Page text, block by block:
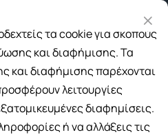
το Κατάστημα 4
/ Curaprox
τα cookie για σκοπούς
και διαφήμισης. Τα
και διαφήμισης παρέχονται
λειτουργίες
διαφημίσεις.
ή να αλλάξεις τις